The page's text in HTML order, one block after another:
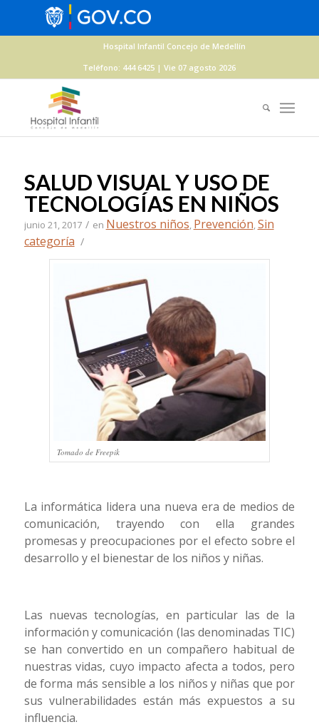
Hospital Infantil Concejo de Medellín
Teléfono: 444 6425 | Vie 07 agosto 2026
SALUD VISUAL Y USO DE
TECNOLOGÍAS EN NIÑOS
junio 21, 2017 / en Nuestros niños, Prevención,Sin
categoría /
Tomado de Freepik
La informática lidera una nueva era de medios de
comunicación, trayendo con ella grandes
promesas y preocupaciones por el efecto sobre el
desarrollo y el bienestar de los niños y niñas.
Las nuevas tecnologías, en particular las de la
información y comunicación (las denominadas TIC)
se han convertido en un compañero habitual de
nuestras vidas, cuyo impacto afecta a todos, pero
de forma más sensible a los niños y niñas que por
sus vulnerabilidades están más expuestos a su
influencia.